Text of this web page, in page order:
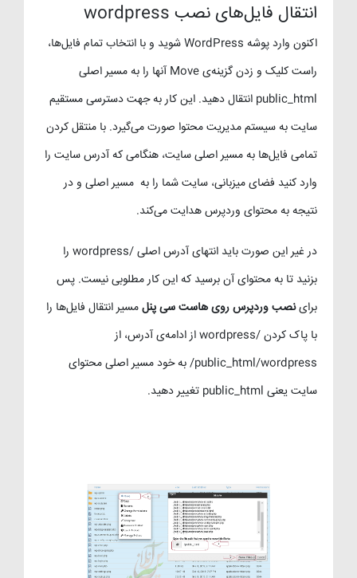
انتقال فایل‌های نصب wordpress
اکنون وارد پوشه WordPress شوید و با انتخاب تمام فایل‌ها،
راست کلیک و زدن گزینه‌ی Move آنها را به مسیر اصلی
public_html انتقال دهید. این کار به جهت دسترسی مستقیم
سایت به سیستم مدیریت محتوا صورت می‌گیرد. با منتقل کردن
تمامی فایل‌ها به مسیر اصلی سایت، هنگامی که آدرس سایت را
وارد کنید فضای میزبانی، سایت شما را به مسیر اصلی و در
نتیجه به محتوای وردپرس هدایت می‌کند.
در غیر این صورت باید انتهای آدرس اصلی /wordpress را
بزنید تا به محتوای آن برسید که این کار مطلوبی نیست. پس
براینصب وردپرس روی هاست سی پنلمسیر انتقال فایل‌ها را
با پاک کردن /wordpress از ادامه‌ی آدرس، از
public_html/wordpress/ به خود مسیر اصلی محتوای
سایت یعنی public_html تغییر دهید.